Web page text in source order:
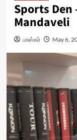
Sports
Mandaveli
பாஸ்கர் May 6,